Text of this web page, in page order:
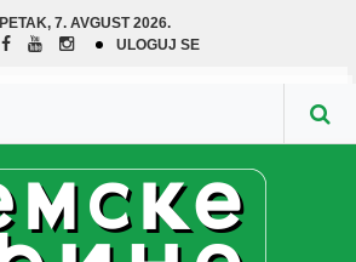
PETAK, 7. AVGUST 2026.
ULOGUJ SE